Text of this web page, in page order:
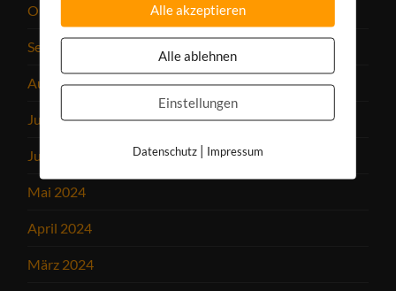
Oktober 2024
September 2024
August 2024
Juli 2024
Juni 2024
Mai 2024
April 2024
März 2024
Alle akzeptieren
Alle ablehnen
Einstellungen
Datenschutz| Impressum